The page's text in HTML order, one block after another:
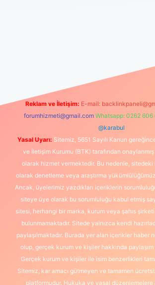
Reklam ve İletişim: E-mail:
forumhizmeti@gmail.com Whatsapp: 0262 606
@karabul
Yasal Uyarı: Sitemiz, 5651 Sayılı Kanun
ve İletişim Kurumu (BTK) tarafından onaylanmış
olarak hizmet vermektedir. Bu nedenle,
olarak denetleme veya araştırma
Ancak, üyelerimiz yazdıkları içeriklerin
siteye üye olarak bu sorumluluğu kabul etmiş
sitesi, herhangi bir marka, kurum veya şahıs şirketi
bulunmamaktadır. Sitede yalnızca kendi
paylaşılmaktadır. Burada yer alan içerikler haber
olup, gerçek kurum ve kişiler hakkında paylaşım
Gerçek kurum ve kişiler ile isim benzerlikleri
Sitemiz, kar amacı gütmeyen ve tamamen
platformudur. Hukuka ve yasal düzenlemelere